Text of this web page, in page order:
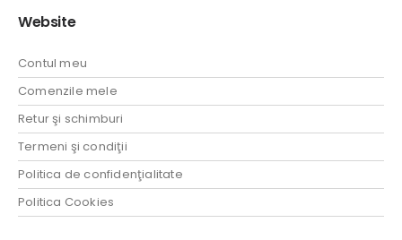
Website
Contul meu
Comenzile mele
Retur şi schimburi
Termeni şi condiţii
Politica de confidenţialitate
Politica Cookies